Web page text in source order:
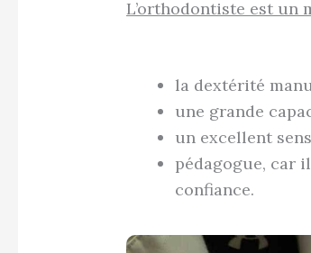
L’orthodontiste est un
la dextérité
une grande
un excellent
pédagogue, car
confiance.